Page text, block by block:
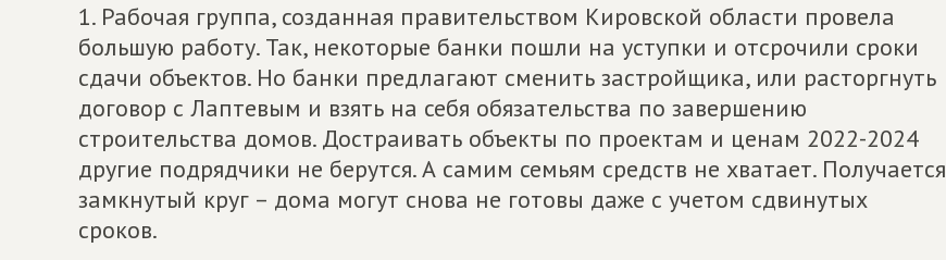
1. Рабочая группа, созданная правительством Кировской области провела
большую работу. Так, некоторые банки пошли на уступки и отсрочили сроки
сдачи объектов. Но банки предлагают сменить застройщика, или расторгнуть
договор с Лаптевым и взять на себя обязательства по завершению
строительства домов. Достраивать объекты по проектам и ценам 2022-2024
другие подрядчики не берутся. А самим семьям средств не хватает. Получается
замкнутый круг – дома могут снова не готовы даже с учетом сдвинутых
сроков.